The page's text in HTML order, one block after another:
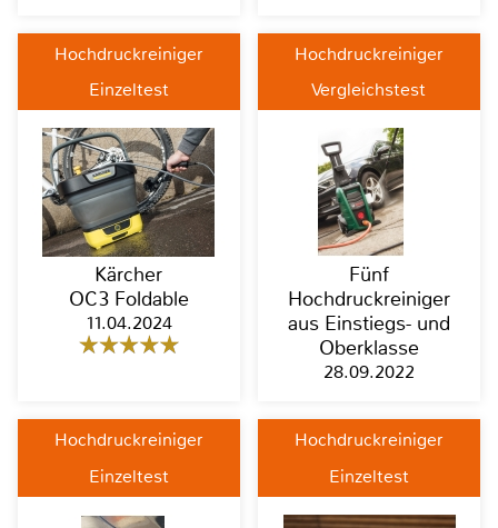
Hochdruckreiniger
Einzeltest
Kärcher
OC3 Foldable
11.04.2024
Hochdruckreiniger
Vergleichstest
Fünf
Hochdruckreiniger
aus Einstiegs- und
Oberklasse
28.09.2022
Hochdruckreiniger
Einzeltest
Hochdruckreiniger
Einzeltest